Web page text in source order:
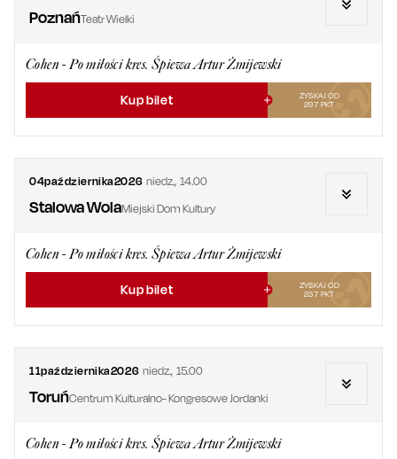
PoznańTeatr Wielki
Cohen - Po miłości kres. Śpiewa Artur Żmijewski
Kup bilet
ZYSKAJ OD
297 PKT
04października2026 niedz.,14.00
Stalowa WolaMiejski Dom Kultury
Cohen - Po miłości kres. Śpiewa Artur Żmijewski
Kup bilet
ZYSKAJ OD
237 PKT
11października2026 niedz.,15.00
ToruńCentrum Kulturalno- Kongresowe Jordanki
Cohen - Po miłości kres. Śpiewa Artur Żmijewski